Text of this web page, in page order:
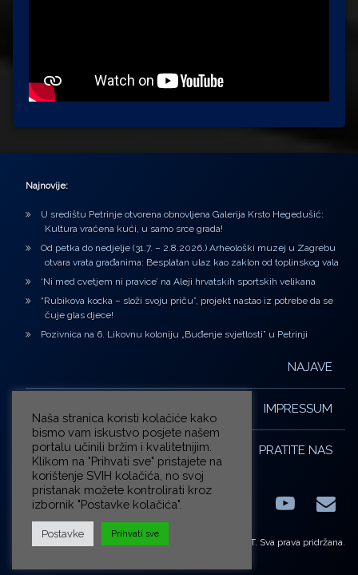
Najnovije:
U središtu Petrinje otvorena obnovljena Galerija Krsto Hegedušić:
Kultura vraćena kući, u samo srce grada!
Od petka do nedjelje (31.7. – 2.8.2026.) Arheološki muzej u Zagrebu
otvara vrata građanima: Besplatan ulaz kao zaklon od toplinskog vala
‘Ni med cvetjem ni pravice’ na Aleji hrvatskih sportskih velikana
“Rubikova kocka – složi svoju priču”, projekt nastao iz potrebe da se
čuje glas djece!
Pozivnica na 6. Likovnu koloniju „Buđenje svjetlosti” u Petrinji
NAJAVE
IMPRESSUM
PRATITE NAS
FacebookLinkedIn E-
© ZG-KULT. Sva prava pridržana.
Naša stranica koristi kolačiće kako
bismo vam iskustvo posjete našem
portalu učinili bržim i kvalitetnijim.
Klikom na "Prihvati sve" pristajete na
korištenje SVIH kolačića, no svoj
pristanak možete kontrolirati kroz
izbornik "Postavke kolačića".
Postavke Prihvati sve